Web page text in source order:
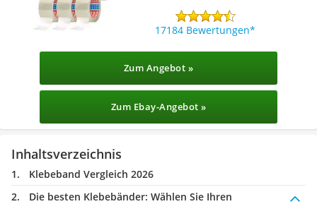
17184 Bewertungen
Zum Angebot »
Zum Ebay-Angebot »
Inhaltsverzeichnis
Klebeband Vergleich 2026
Die besten Klebebänder: Wählen Sie Ihren